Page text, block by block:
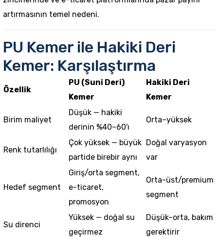
artırmasının temel nedeni.
PU Kemer ile Hakiki Deri
Kemer: Karşılaştırma
Özellik
PU (Suni Deri)
Kemer
Hakiki Deri
Kemer
Birim maliyet
Düşük — hakiki
derinin %40–60'ı
Orta–yüksek
Renk tutarlılığı
Çok yüksek — büyük
partide birebir aynı
Doğal varyasyon
var
Hedef segment
Giriş/orta segment,
e-ticaret,
promosyon
Orta-üst/premium
segment
Su direnci
Yüksek — doğal su
geçirmez
Düşük–orta, bakım
gerektirir